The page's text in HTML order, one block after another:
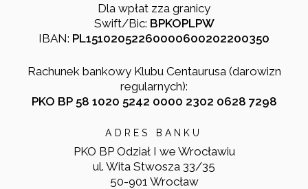
Dla wpłat zza granicy
Swift/Bic: BPKOPLPW
IBAN: PL15102052260000600202200350
Rachunek bankowy Klubu Centaurusa (darowizn
regularnych):
PKO BP 58 1020 5242 0000 2302 0628 7298
ADRES BANKU
PKO BP Odział I we Wrocławiu
ul. Wita Stwosza 33/35
50-901 Wrocław